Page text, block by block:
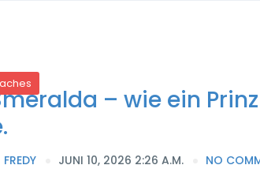
– wie ein
FREDY JUNI 10, 2026 2:26 A.M. NO